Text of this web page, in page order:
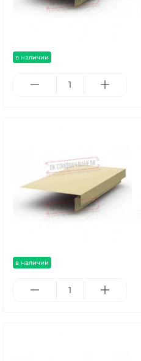
в наличии
в наличии